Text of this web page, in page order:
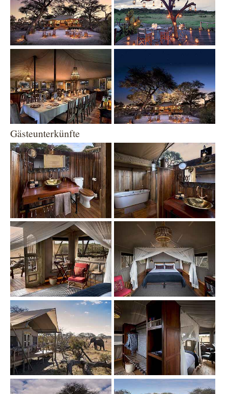
Show larger version
Gästeunterkünfte
Show larger version Show larger version
Show larger version Show larger version
Show larger version Show larger version
Show larger version Show larger version